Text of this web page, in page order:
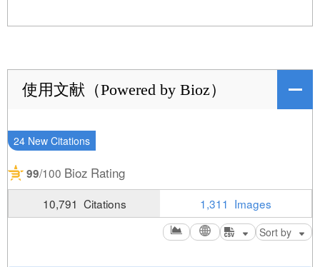
使用文献（Powered by Bioz）